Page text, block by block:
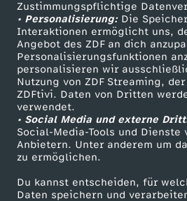
Zustimmungspflichtige
• Personalisierung:Die
Interaktionen ermöglicht uns,
Angebot des ZDF an dich
Personalisierungsfunktionen
personalisieren wir
Nutzung von ZDF Streaming,
ZDFtivi. Daten von Dritten
verwendet.
• Social Media und externe
Social-Media-Tools und Dienste
Anbietern. Unter anderem um
zu ermöglichen.
Du kannst entscheiden, für
Daten speichern und
Livestreams
Sendungen A-Z
TV-Programm
Hilfe
ZDF Unternehmen
Karriere
ZDF goes Schule